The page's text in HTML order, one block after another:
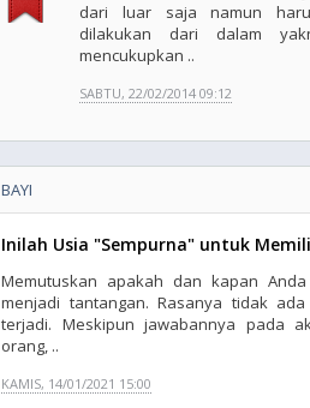
dari luar saja namun
dilakukan dari dalam
mencukupkan ..
SABTU, 22/02/2014 09:12
BAYI
Inilah Usia "Sempurna" untuk
Memutuskan apakah dan kapan
menjadi tantangan. Rasanya tidak
terjadi. Meskipun jawabannya pada
orang, ..
KAMIS, 14/01/2021 15:00